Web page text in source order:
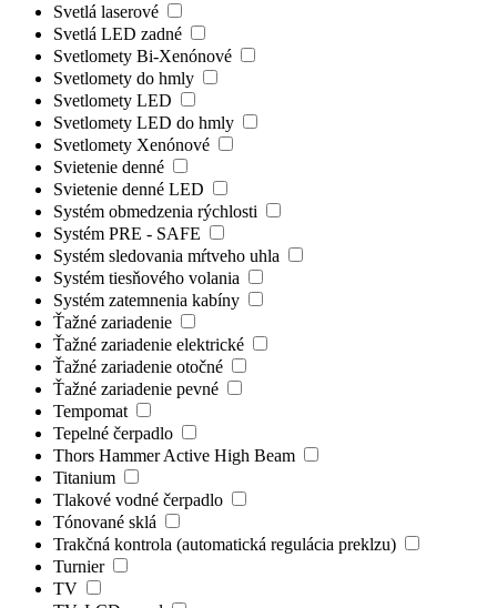
Svetlá laserové
Svetlá LED zadné
Svetlomety Bi-Xenónové
Svetlomety do hmly
Svetlomety LED
Svetlomety LED do hmly
Svetlomety Xenónové
Svietenie denné
Svietenie denné LED
Systém obmedzenia rýchlosti
Systém PRE - SAFE
Systém sledovania mŕtveho uhla
Systém tiesňového volania
Systém zatemnenia kabíny
Ťažné zariadenie
Ťažné zariadenie elektrické
Ťažné zariadenie otočné
Ťažné zariadenie pevné
Tempomat
Tepelné čerpadlo
Thors Hammer Active High Beam
Titanium
Tlakové vodné čerpadlo
Tónované sklá
Trakčná kontrola (automatická regulácia preklzu)
Turnier
TV